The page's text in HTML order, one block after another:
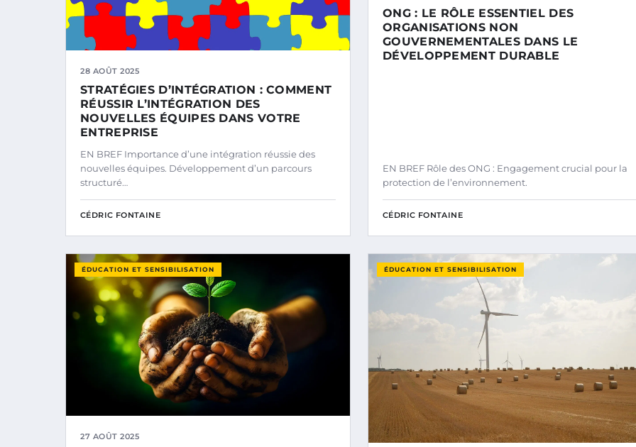
28 AOÛT 2025
STRATÉGIES D’INTÉGRATION : COMMENT
RÉUSSIR L’INTÉGRATION DES
NOUVELLES ÉQUIPES DANS VOTRE
ENTREPRISE
EN BREF Importance d’une intégration réussie des
nouvelles équipes. Développement d’un parcours
structuré…
CÉDRIC FONTAINE
ONG : LE RÔLE ESSENTIEL DES
ORGANISATIONS NON
GOUVERNEMENTALES DANS LE
DÉVELOPPEMENT DURABLE
EN BREF Rôle des ONG : Engagement crucial pour la
protection de l’environnement.
CÉDRIC FONTAINE
ÉDUCATION ET SENSIBILISATION
27 AOÛT 2025
ÉDUCATION ET SENSIBILISATION